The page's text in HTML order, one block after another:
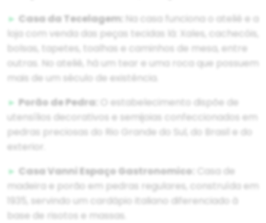
► Casa da Tecelagem: Na casa funciona o ateliê e a
loja com venda das peças tecidas lá: Xales, cachecóis,
bolsas, tapetes, toalhas e caminhos de mesa, entre
outras. No ateliê, há um tear e uma roca que possuem
mais de um século de existência.
► Porão de Pedra:
O estabelecimento dispõe de
utensílios decorativos e semijoias confeccionados em
pedras preciosas do Rio Grande do Sul, do Brasil e do
exterior.
► Casa Vanni Espaço Gastronomico:
Casa de
madeira e porão em pedras regulares, construída em
1935, servindo um cardápio italiano diferenciado à
base de risotos e massas.